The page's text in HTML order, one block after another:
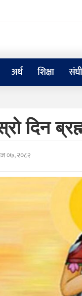
अर्थ शिक्षा
दिन
०७, २०८२